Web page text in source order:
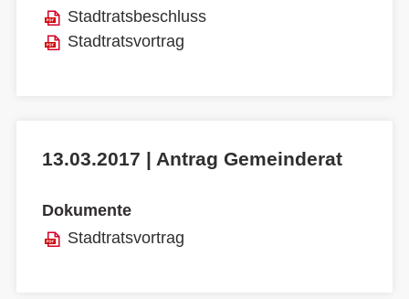
Stadtratsbeschluss
Stadtratsvortrag
13.03.2017 | Antrag Gemeinderat
Dokumente
Stadtratsvortrag